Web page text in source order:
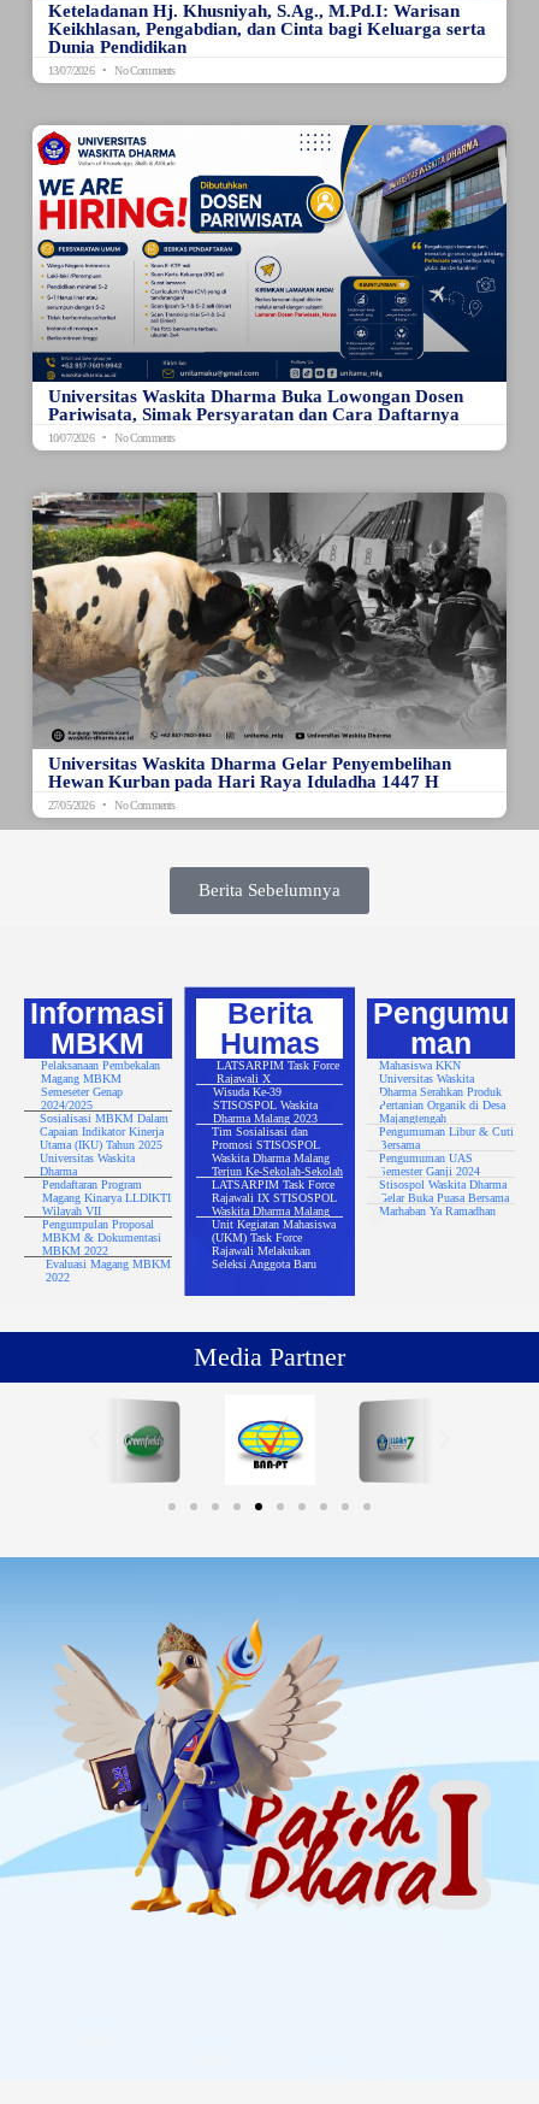
Keteladanan Hj. Khusniyah, S.Ag., M.Pd.I: Warisan
Keikhlasan, Pengabdian, dan Cinta bagi Keluarga serta
Dunia Pendidikan
13/07/2026 No Comments
Universitas Waskita Dharma Buka Lowongan Dosen
Pariwisata, Simak Persyaratan dan Cara Daftarnya
10/07/2026 No Comments
Universitas Waskita Dharma Gelar Penyembelihan
Hewan Kurban pada Hari Raya Iduladha 1447 H
27/05/2026 No Comments
Berita Sebelumnya
Informasi
MBKM
Pelaksanaan Pembekalan
Magang MBKM
Semeseter Genap
2024/2025
Sosialisasi MBKM Dalam
Capaian Indikator Kinerja
Utama (IKU) Tahun 2025
Universitas Waskita
Dharma
Pendaftaran Program
Magang Kinarya LLDIKTI
Wilayah VII
Pengumpulan Proposal
MBKM & Dokumentasi
MBKM 2022
Evaluasi Magang MBKM
2022
Berita
Humas
LATSARPIM Task Force
Rajawali X
Wisuda Ke-39
STISOSPOL Waskita
Dharma Malang 2023
Tim Sosialisasi dan
Promosi STISOSPOL
Waskita Dharma Malang
Terjun Ke-Sekolah-Sekolah
LATSARPIM Task Force
Rajawali IX STISOSPOL
Waskita Dharma Malang
Unit Kegiatan Mahasiswa
(UKM) Task Force
Rajawali Melakukan
Seleksi Anggota Baru
Pengumu
man
Mahasiswa KKN
Universitas Waskita
Dharma Serahkan Produk
Pertanian Organik di Desa
Majangtengah
Pengumuman Libur & Cuti
Bersama
Pengumuman UAS
Semester Ganji 2024
Stisospol Waskita Dharma
Gelar Buka Puasa Bersama
Marhaban Ya Ramadhan
Media Partner